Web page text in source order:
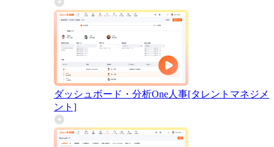
ダッシュボード・分析One人事[タレントマネジメ
ント]